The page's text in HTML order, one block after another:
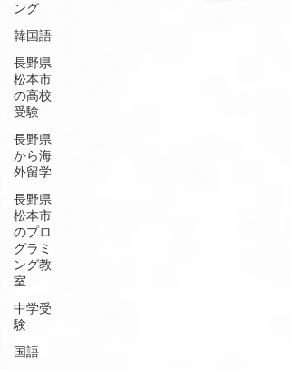
ング
韓国語
長野県
松本市
の高校
受験
長野県
から海
外留学
長野県
松本市
のプロ
グラミ
ング教
室
中学受
験
国語